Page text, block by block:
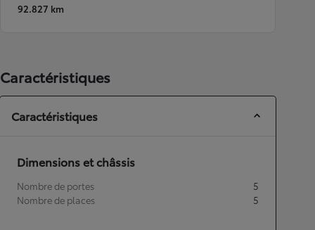
92.827 km
Caractéristiques
Caractéristiques
Dimensions et châssis
Nombre de portes
5
Nombre de places
5